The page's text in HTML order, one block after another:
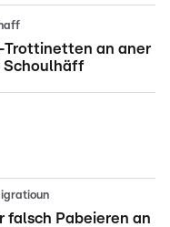
Trottinetten an aner
Schoulhäff
falsch Pabeieren an